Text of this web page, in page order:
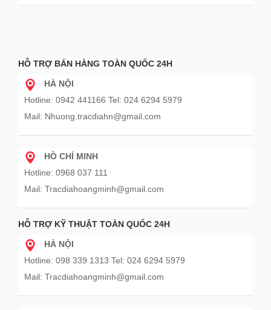
HỖ TRỢ BÁN HÀNG TOÀN QUỐC 24H
HÀ NỘI
Hotline: 0942 441166 Tel: 024 6294 5979
Mail: Nhuong.tracdiahn@gmail.com
HỒ CHÍ MINH
Hotline: 0968 037 111
Mail: Tracdiahoangminh@gmail.com
HỖ TRỢ KỸ THUẬT TOÀN QUỐC 24H
HÀ NỘI
Hotline: 098 339 1313 Tel: 024 6294 5979
Mail: Tracdiahoangminh@gmail.com